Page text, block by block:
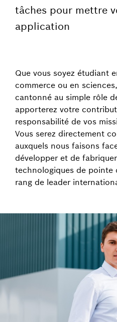
tâches pour mettre
application
Que vous soyez étudiant
commerce ou en
cantonné au simple rôle
apporterez votre
responsabilité de vos
Vous serez directement
auxquels nous faisons
développer et de
technologiques de pointe
rang de leader